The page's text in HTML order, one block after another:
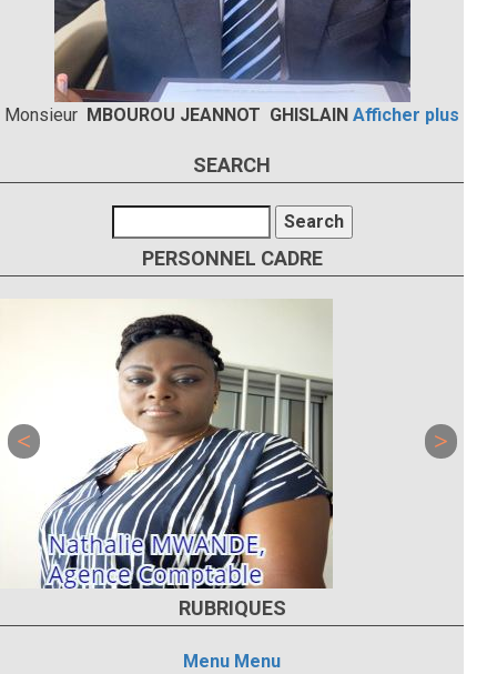
Monsieur MBOUROU JEANNOT GHISLAIN Afficher plus
SEARCH
PERSONNEL CADRE
RUBRIQUES
Menu Menu